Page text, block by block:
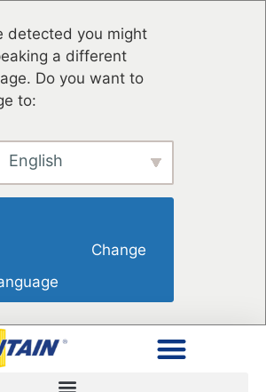
detected you might
a different
Do you want to
to:
English